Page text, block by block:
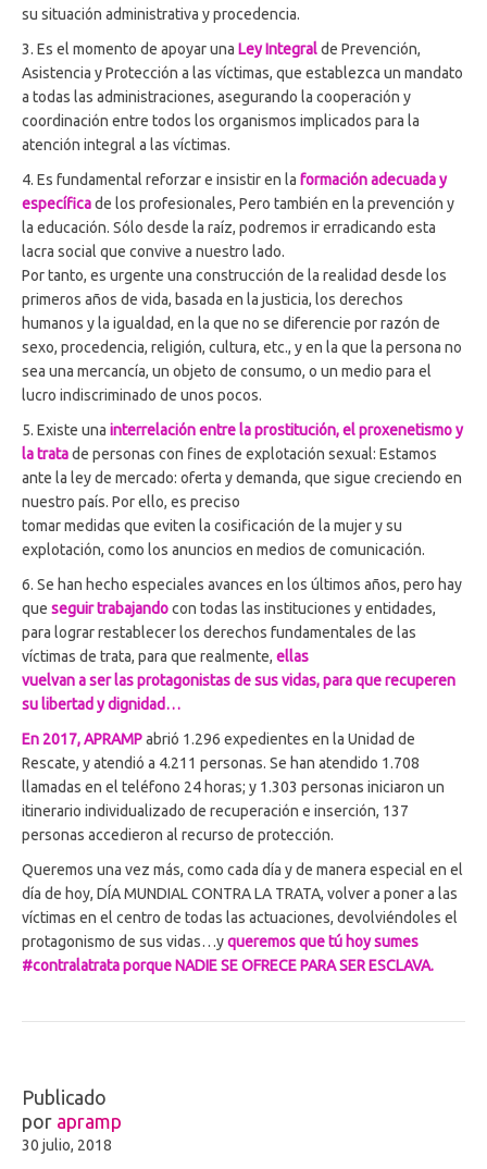
su situación administrativa y procedencia.
3. Es el momento de apoyar una Ley Integralde Prevención,
Asistencia y Protección a las víctimas, que establezca un mandato
a todas las administraciones, asegurando la cooperación y
coordinación entre todos los organismos implicados para la
atención integral a las víctimas.
4. Es fundamental reforzar e insistir en la formación adecuada y
específicade los profesionales, Pero también en la prevención y
la educación. Sólo desde la raíz, podremos ir erradicando esta
lacra social que convive a nuestro lado.
Por tanto, es urgente una construcción de la realidad desde los
primeros años de vida, basada en la justicia, los derechos
humanos y la igualdad, en la que no se diferencie por razón de
sexo, procedencia, religión, cultura, etc., y en la que la persona no
sea una mercancía, un objeto de consumo, o un medio para el
lucro indiscriminado de unos pocos.
5. Existe una interrelación entre la prostitución, el proxenetismo y
la tratade personas con fines de explotación sexual: Estamos
ante la ley de mercado: oferta y demanda, que sigue creciendo en
nuestro país. Por ello, es preciso
tomar medidas que eviten la cosificación de la mujer y su
explotación, como los anuncios en medios de comunicación.
6. Se han hecho especiales avances en los últimos años, pero hay
que seguir trabajandocon todas las instituciones y entidades,
para lograr restablecer los derechos fundamentales de las
víctimas de trata, para que realmente, ellas
vuelvan a ser las protagonistas de sus vidas, para que recuperen
su libertad y dignidad…
En 2017, APRAMPabrió 1.296 expedientes en la Unidad de
Rescate, y atendió a 4.211 personas. Se han atendido 1.708
llamadas en el teléfono 24 horas; y 1.303 personas iniciaron un
itinerario individualizado de recuperación e inserción, 137
personas accedieron al recurso de protección.
Queremos una vez más, como cada día y de manera especial en el
día de hoy, DÍA MUNDIAL CONTRA LA TRATA, volver a poner a las
víctimas en el centro de todas las actuaciones, devolviéndoles el
protagonismo de sus vidas…yqueremos que tú hoy sumes
#contralatrata porque NADIE SE OFRECE PARA SER ESCLAVA.
Publicado
por apramp
30 julio, 2018